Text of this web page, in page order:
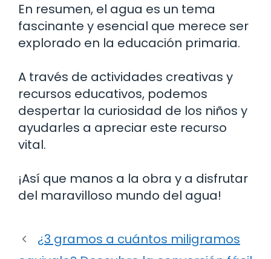
En resumen, el agua es un tema
fascinante y esencial que merece ser
explorado en la educación primaria.
A través de actividades creativas y
recursos educativos, podemos
despertar la curiosidad de los niños y
ayudarles a apreciar este recurso
vital.
¡Así que manos a la obra y a disfrutar
del maravilloso mundo del agua!
¿3 gramos a cuántos miligramos